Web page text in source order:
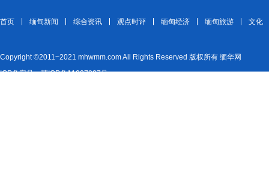
首页 缅甸新闻 综合资讯 观点时评 缅甸经济 缅甸旅游 文化
Copyright ©2011~2021 mhwmm.com All Rights Reserved 版权所有 缅华网
ICP备案号：苏ICP备11007827号